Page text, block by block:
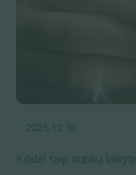
2025 12 30
Kodėl taip sunku